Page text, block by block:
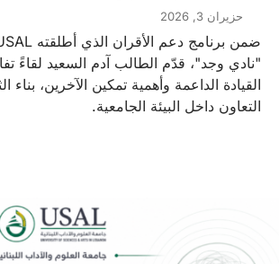
حزيران 3, 2026
"نادي وجد"، قدّم الطالب آدم السعيد لقاءً
القيادة الداعمة وأهمية تمكين الآخرين، بناء
التعاون داخل البيئة الجامعية.